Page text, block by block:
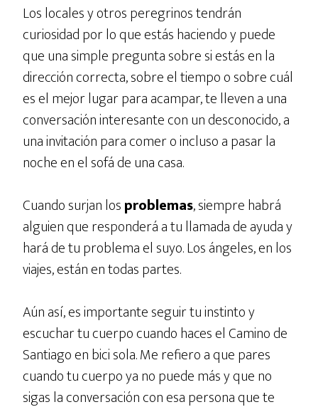
Los locales y otros peregrinos tendrán
curiosidad por lo que estás haciendo y puede
que una simple pregunta sobre si estás en la
dirección correcta, sobre el tiempo o sobre cuál
es el mejor lugar para acampar, te lleven a una
conversación interesante con un desconocido, a
una invitación para comer o incluso a pasar la
noche en el sofá de una casa.
Cuando surjan losproblemas, siempre habrá
alguien que responderá a tu llamada de ayuda y
hará de tu problema el suyo. Los ángeles, en los
viajes, están en todas partes.
Aún así, es importante seguir tu instinto y
escuchar tu cuerpo cuando haces el Camino de
Santiago en bici sola. Me refiero a que pares
cuando tu cuerpo ya no puede más y que no
sigas la conversación con esa persona que te